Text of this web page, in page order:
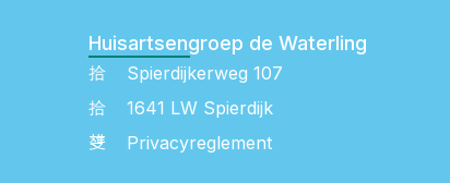
Huisartsengroep de Waterling
Spierdijkerweg 107
1641 LW Spierdijk
Privacyreglement